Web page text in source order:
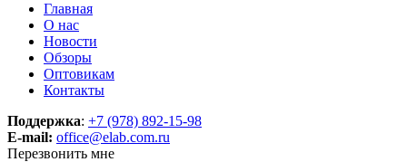
Главная
О нас
Новости
Обзоры
Оптовикам
Контакты
Поддержка: +7 (978) 892-15-98
E-mail: office@elab.com.ru
Перезвонить мне